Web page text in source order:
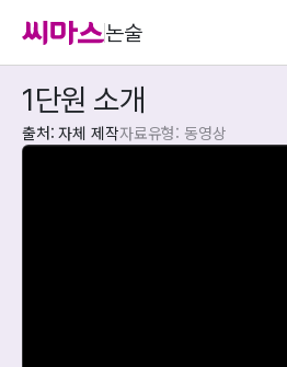
논술
1단원 소개
출처: 자체 제작자료유형: 동영상